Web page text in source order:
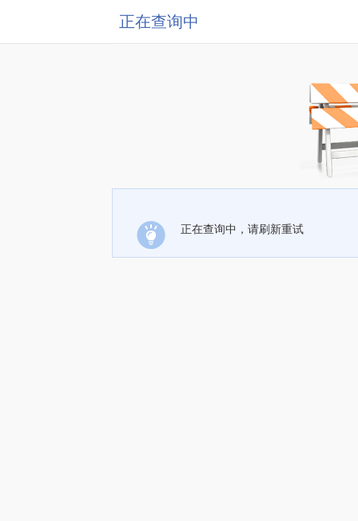
正在查询中
正在查询中，请刷新重试